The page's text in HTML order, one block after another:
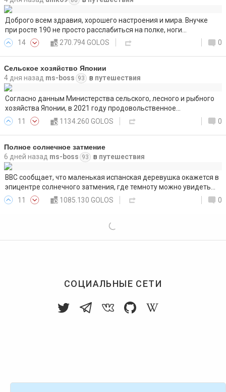
Доброго всем здравия, хорошего настроения и мира. Внучке
при росте 190 не просто расслабиться на полке, ноги…
14
270.794 GOLOS 0
Сельское хозяйство Японии
4 дня назад ms-boss 93 в путешествия
Согласно данным Министерства сельского, лесного и рыбного
хозяйства Японии, в 2021 году продовольственное…
11
1134.260 GOLOS 0
Полное солнечное затмение
6 дней назад ms-boss 93 в путешествия
ВВС сообщает, что маленькая испанская деревушка окажется в
эпицентре солнечного затмения, где темноту можно увидеть…
11
1085.130 GOLOS 0
СОЦИАЛЬНЫЕ СЕТИ